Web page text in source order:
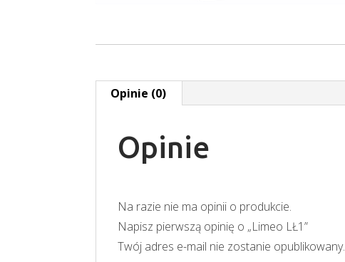
Opinie (0)
Opinie
Na razie nie ma opinii o produkcie.
Napisz pierwszą opinię o „Limeo LŁ1”
Twój adres e-mail nie zostanie opublikowany.